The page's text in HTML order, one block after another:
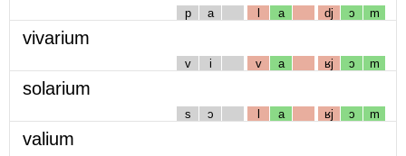
p a l a dj ɔ m
vivarium
v i v a ʁj ɔ m
solarium
s ɔ l a ʁj ɔ m
valium